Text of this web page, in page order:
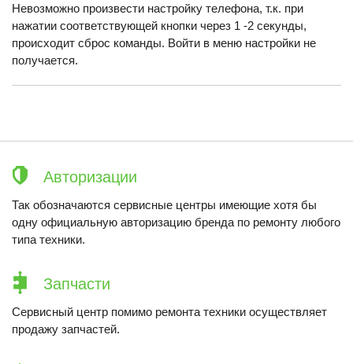
Невозможно произвести настройку телефона, т.к. при
нажатии соответствующей кнопки через 1 -2 секунды,
происходит сброс команды. Войти в меню настройки не
получается.
Авторизации
Так обозначаются сервисные центры имеющие хотя бы
одну официальную авторизацию бренда по ремонту любого
типа техники.
Запчасти
Сервисный центр помимо ремонта техники осуществляет
продажу запчастей.